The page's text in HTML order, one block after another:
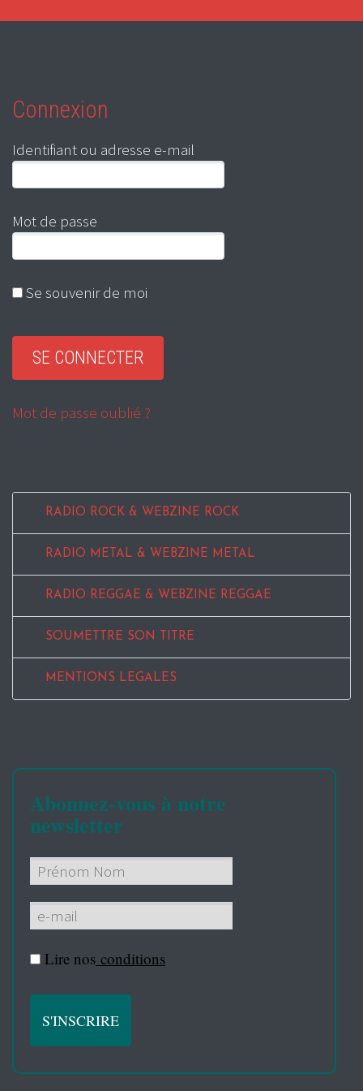
Connexion
Identifiant ou adresse e-mail
Mot de passe
Se souvenir de moi
Mot de passe oublié ?
RADIO ROCK & WEBZINE ROCK
RADIO METAL & WEBZINE METAL
RADIO REGGAE & WEBZINE REGGAE
SOUMETTRE SON TITRE
MENTIONS LEGALES
Abonnez-vous à notre
newsletter
Lire nos conditions